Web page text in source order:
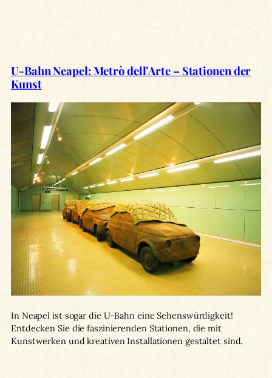
U-Bahn Neapel: Metrò dell’Arte – Stationen der
Kunst
In Neapel ist sogar die U-Bahn eine Sehenswürdigkeit!
Entdecken Sie die faszinierenden Stationen, die mit
Kunstwerken und kreativen Installationen gestaltet sind.